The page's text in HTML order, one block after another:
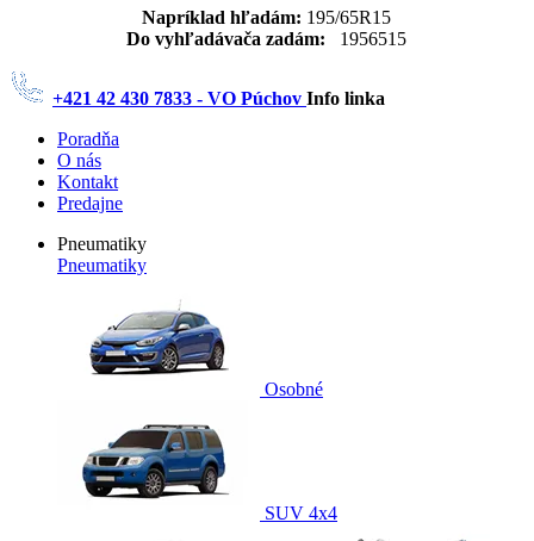
Napríklad hľadám: 195/65R15
Do vyhľadávača zadám: 1956515
+421 42 430 7833 - VO Púchov Info linka
Poradňa
O nás
Kontakt
Predajne
Pneumatiky
Pneumatiky
Osobné
SUV 4x4